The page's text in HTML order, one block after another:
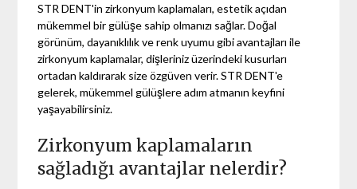
STR DENT'in zirkonyum kaplamaları, estetik açıdan
mükemmel bir gülüşe sahip olmanızı sağlar. Doğal
görünüm, dayanıklılık ve renk uyumu gibi avantajları ile
zirkonyum kaplamalar, dişleriniz üzerindeki kusurları
ortadan kaldırarak size özgüven verir. STR DENT'e
gelerek, mükemmel gülüşlere adım atmanın keyfini
yaşayabilirsiniz.
Zirkonyum kaplamaların
sağladığı avantajlar nelerdir?